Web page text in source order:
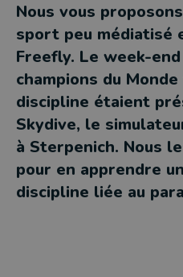
Nous vous
sport peu médiatisé
Freefly. Le week-
champions du
discipline étaient
Skydive, le
à Sterpenich. Nous
pour en apprendre
discipline liée au